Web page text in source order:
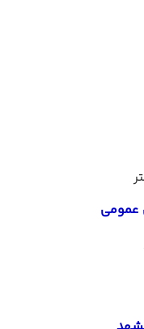
عمومی